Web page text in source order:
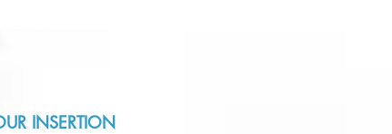
INSERTION